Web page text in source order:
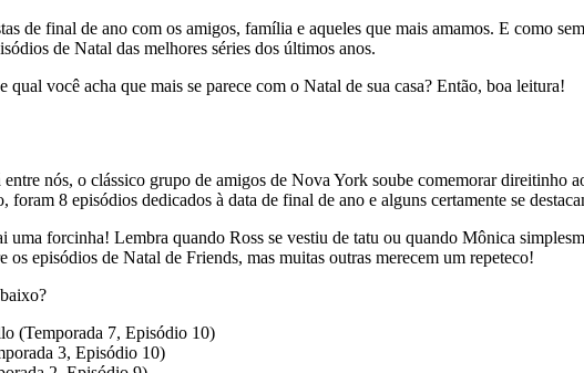
de final de ano com os amigos, família e aqueles que mais amamos. E como
de Natal das melhores séries dos últimos anos.
qual você acha que mais se parece com o Natal de sua casa? Então, boa leitura!
nós, o clássico grupo de amigos de Nova York soube comemorar direitinho
foram 8 episódios dedicados à data de final de ano e alguns certamente se
uma forcinha! Lembra quando Ross se vestiu de tatu ou quando Mônica
os episódios de Natal de Friends, mas muitas outras merecem um repeteco!
(Temporada 7, Episódio 10)
3, Episódio 10)